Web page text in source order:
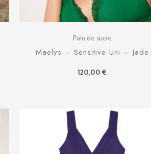
Pain de sucre
Maelys – Sensitive Uni – Jade
120,00 €